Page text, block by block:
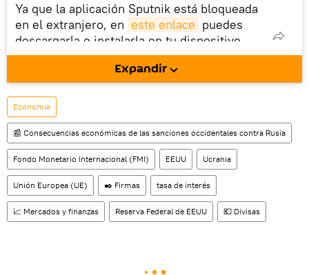
Ya que la aplicación Sputnik está bloqueada
en el extranjero, en este enlace puedes
descargarla e instalarla en tu dispositivo
móvil (¡solo para Android!).
También tenemos una cuenta en la red
social rusa VK
Expandir
Economía
📰 Consecuencias económicas de las sanciones occidentales contra Rusia
Fondo Monetario Internacional (FMI) EEUU Ucrania
Unión Europea (UE) ✒️ Firmas tasa de interés
📈 Mercados y finanzas Reserva Federal de EEUU 💶 Divisas